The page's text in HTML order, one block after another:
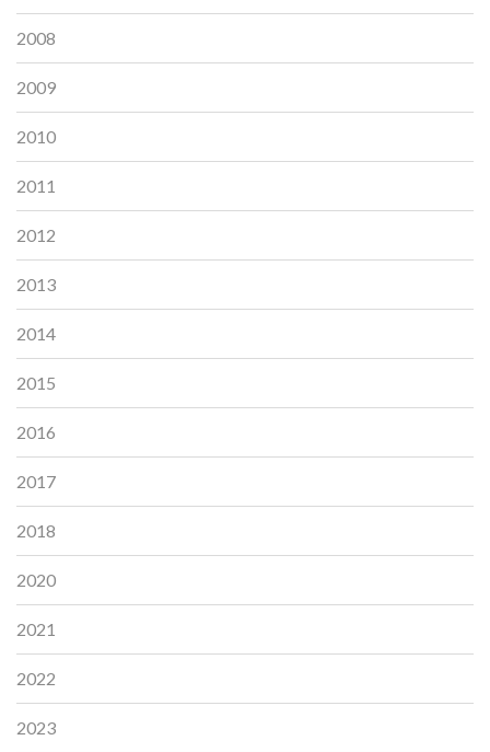
2008
2009
2010
2011
2012
2013
2014
2015
2016
2017
2018
2020
2021
2022
2023